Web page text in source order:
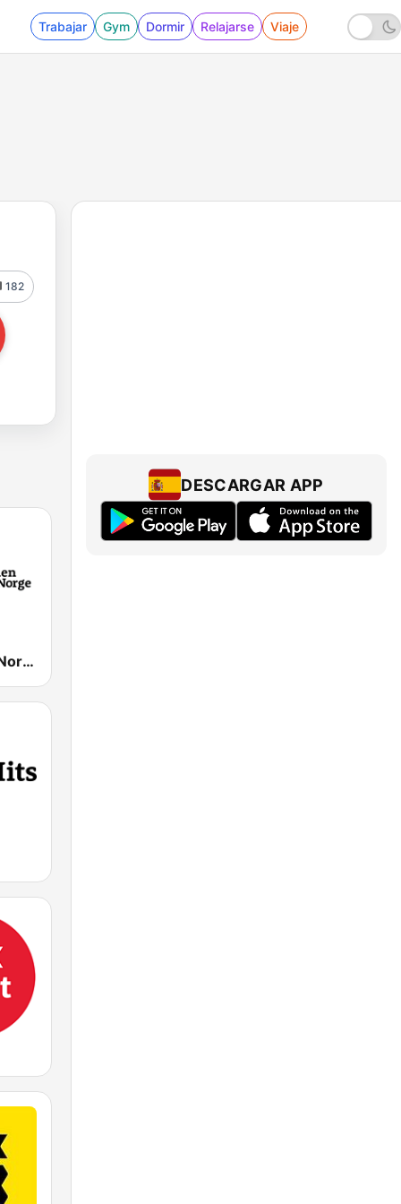
Trabajar Gym Dormir Relajarse Viaje
182
P4 Lyden av Norge
DESCARGAR APP